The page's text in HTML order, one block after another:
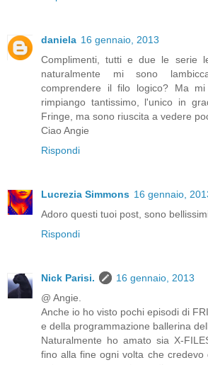
daniela 16 gennaio, 2013
Complimenti, tutti e due le serie
naturalmente mi sono
comprendere il filo logico? Ma
rimpiango tantissimo, l'unico in
Fringe, ma sono riuscita a vedere
Ciao Angie
Rispondi
Lucrezia Simmons 16 gennaio,
Adoro questi tuoi post, sono
Rispondi
Nick Parisi.
16 gennaio, 2013
@ Angie.
Anche io ho visto pochi episodi di
e della programmazione ballerina
Naturalmente ho amato sia X-
fino alla fine ogni volta che